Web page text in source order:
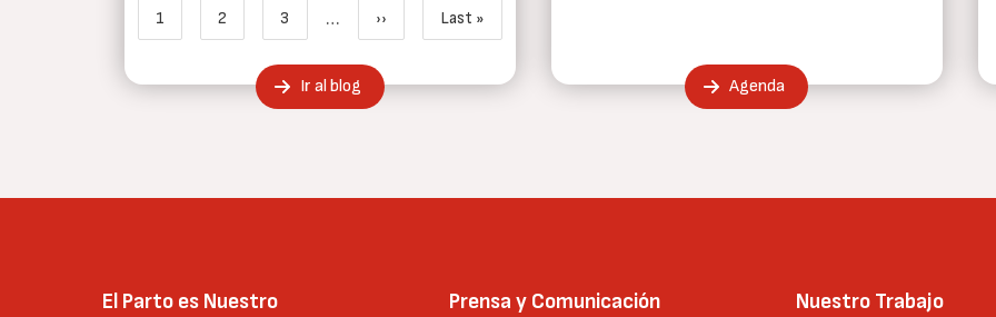
Página actual
1
Page
2
Page
3 … Siguiente página
››
Última página
Last »
Ir al blog Agenda
El Parto es Nuestro Prensa y Comunicación Nuestro Trabajo